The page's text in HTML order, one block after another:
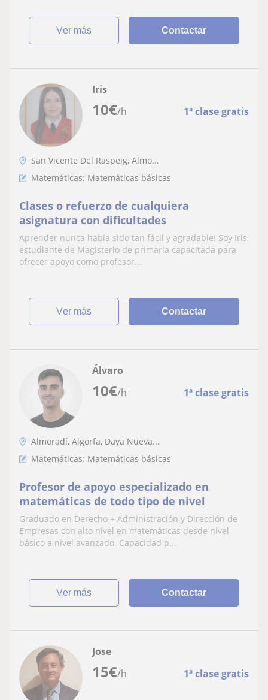
ver más Contactar
10€/h 1ª clase gratis
Iris
San Vicente Del Raspeig, Almo...
Matemáticas: Matemáticas básicas
Clases o refuerzo de cualquiera
asignatura con dificultades
Aprender nunca había sido tan fácil y agradable! Soy Iris,
estudiante de Magisterio de primaria capacitada para
ofrecer apoyo como profesor...
ver más Contactar
10€/h 1ª clase gratis
Álvaro
Almoradí, Algorfa, Daya Nueva...
Matemáticas: Matemáticas básicas
Profesor de apoyo especializado en
matemáticas de todo tipo de nivel
Graduado en Derecho + Administración y Dirección de
Empresas con alto nivel en matemáticas desde nivel
básico a nivel avanzado. Capacidad p...
ver más Contactar
15€/h 1ª clase gratis
Jose